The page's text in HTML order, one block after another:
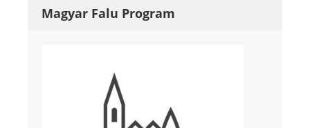
Magyar Falu Program